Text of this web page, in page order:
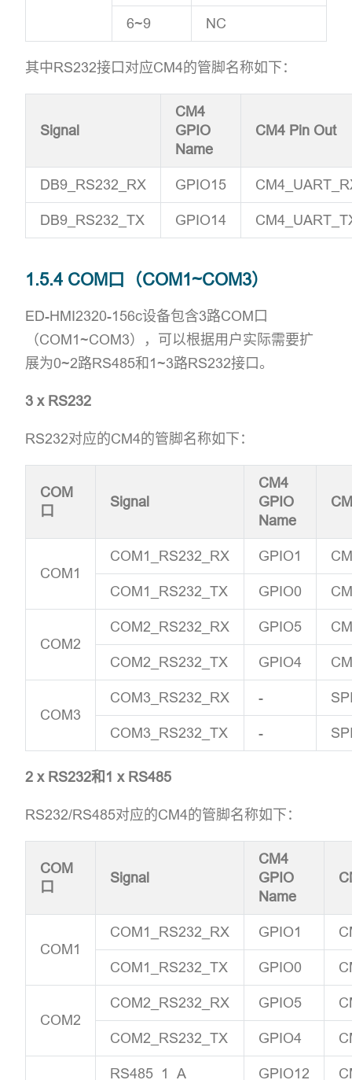
6~9 NC
其中RS232接口对应CM4的管脚名称如下：
Signal
CM4
GPIO
Name
CM4 Pin Out
DB9_RS232_RX GPIO15
DB9_RS232_TX GPIO14
1.5.4 COM口（COM1~COM3）
ED-HMI2320-156c设备包含3路COM口
（COM1~COM3），可以根据用户实际需要扩
展为0~2路RS485和1~3路RS232接口。
3 x RS232
RS232对应的CM4的管脚名称如下：
COM
口
Signal
CM4
GPIO
Name
COM1
COM1_RS232_RX GPIO1
COM1_RS232_TX GPIO0
COM2
COM2_RS232_RX GPIO5
COM2_RS232_TX GPIO4
COM3
COM3_RS232_RX -
COM3_RS232_TX -
2 x RS232和1 x RS485
RS232/RS485对应的CM4的管脚名称如下：
COM
口
Signal
CM4
GPIO
Name
COM1
COM1_RS232_RX GPIO1
COM1_RS232_TX GPIO0
COM2
COM2_RS232_RX GPIO5
COM2_RS232_TX GPIO4
RS485_1_A GPIO12